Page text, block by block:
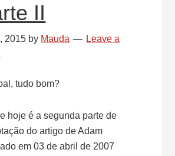
II
2015 by Mauda
Leave a
tudo bom?
hoje é a segunda parte de
do artigo de Adam
em 03 de abril de 2007